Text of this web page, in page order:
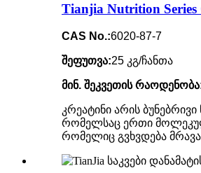
Tianjia Nutrition Series
CAS No.:6020-87-7
შეფუთვა:25 კგ/ჩანთა
მინ. შეკვეთის
კრეატინი არის
რომელსაც ერთი
რომელიც გვხვდება